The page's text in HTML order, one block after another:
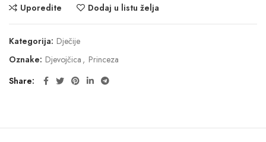
Uporedite Dodaj u listu želja
Kategorija: Dječije
Oznake: Djevojčica , Princeza
Share